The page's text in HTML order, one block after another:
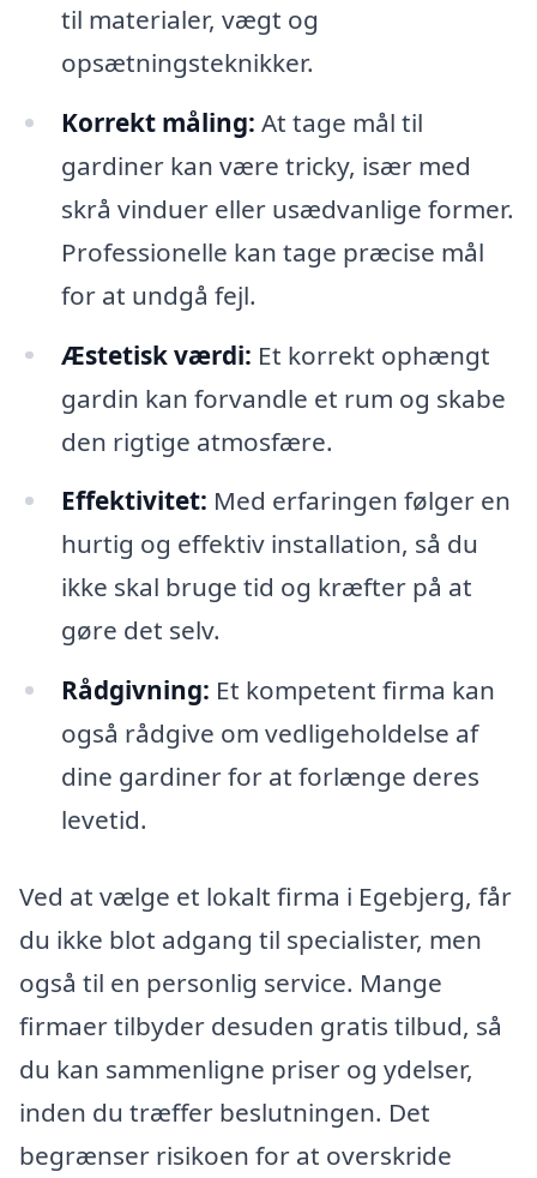
til materialer, vægt og
opsætningsteknikker.
Korrekt måling: At tage mål til
gardiner kan være tricky, især med
skrå vinduer eller usædvanlige former.
Professionelle kan tage præcise mål
for at undgå fejl.
Æstetisk værdi: Et korrekt ophængt
gardin kan forvandle et rum og skabe
den rigtige atmosfære.
Effektivitet: Med erfaringen følger en
hurtig og effektiv installation, så du
ikke skal bruge tid og kræfter på at
gøre det selv.
Rådgivning: Et kompetent firma kan
også rådgive om vedligeholdelse af
dine gardiner for at forlænge deres
levetid.
Ved at vælge et lokalt firma i Egebjerg, får
du ikke blot adgang til specialister, men
også til en personlig service. Mange
firmaer tilbyder desuden gratis tilbud, så
du kan sammenligne priser og ydelser,
inden du træffer beslutningen. Det
begrænser risikoen for at overskride